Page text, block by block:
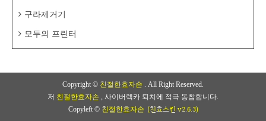
구라제거기
모두의 프린터
Copyright © 친절한효자손 . All Right Reserved.
저 친절한효자손 , 사이버렉카 퇴치에 적극 동참합니다.
Copyleft © 친절한효자손 (친효스킨 v2.6.3)